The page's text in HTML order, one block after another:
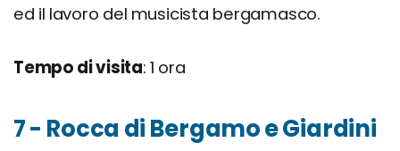
ed il lavoro del musicista bergamasco.
Tempo di visita: 1 ora
7 - Rocca di Bergamo e Giardini